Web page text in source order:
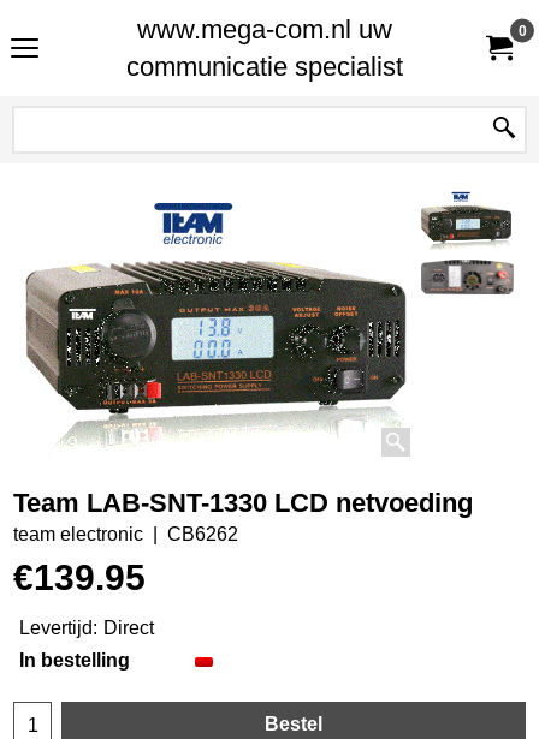
www.mega-com.nl uw
communicatie specialist
0
Team LAB-SNT-1330 LCD netvoeding
team electronic CB6262
€139.95
Levertijd: Direct
In bestelling
Bestel